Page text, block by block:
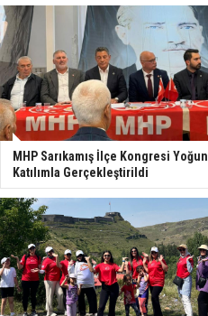
MHP Sarıkamış İlçe Kongresi Yoğun
Katılımla Gerçekleştirildi